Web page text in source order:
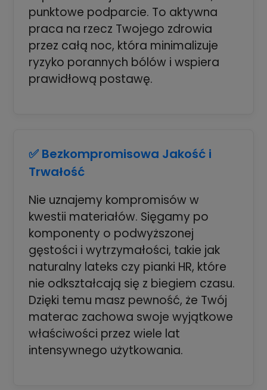
punktowe podparcie. To aktywna
praca na rzecz Twojego zdrowia
przez całą noc, która minimalizuje
ryzyko porannych bólów i wspiera
prawidłową postawę.
✅ Bezkompromisowa Jakość i
Trwałość
Nie uznajemy kompromisów w
kwestii materiałów. Sięgamy po
komponenty o podwyższonej
gęstości i wytrzymałości, takie jak
naturalny lateks czy pianki HR, które
nie odkształcają się z biegiem czasu.
Dzięki temu masz pewność, że Twój
materac zachowa swoje wyjątkowe
właściwości przez wiele lat
intensywnego użytkowania.